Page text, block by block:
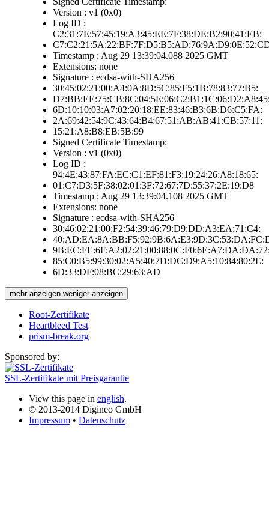
Version : v1 (0x0)
Log ID :
C2:31:7E:57:45:19:A3:45:EE:7F:38:DE:B2:90:41:EB:
Timestamp : Aug 29 13:39:04.088 2025 GMT
Extensions: none
Signature : ecdsa-with-SHA256
30:45:02:21:00:A4:0A:8D:5C:85:F5:1B:78:83:77:B5:
6D:10:10:03:A7:02:20:18:EE:83:46:B3:6B:D6:C5:FA:
2A:69:42:54:9C:43:64:B4:67:51:AB:AB:41:CB:57:11:
15:21:A8:B8:EB:5B:99
Signed Certificate Timestamp:
Version : v1 (0x0)
Log ID :
94:4E:43:87:FA:EC:C1:EF:81:F3:19:24:26:A8:18:65:
01:C7:D3:5F:38:02:01:3F:72:67:7D:55:37:2E:19:D8
Timestamp : Aug 29 13:39:04.108 2025 GMT
Extensions: none
Signature : ecdsa-with-SHA256
30:46:02:21:00:F2:54:39:46:79:D9:DD:A3:EA:71:C4:
85:C0:B5:99:30:02:A5:40:7D:DC:D9:A5:10:84:80:2E:
6D:33:DF:08:BC:29:63:AD
mehr anzeigen weniger anzeigen
Root-Zertifikate
Heartbleed Test
prism-break.org
Sponsored by:
SSL-Zertifikate mit Preisgarantie
View this page in english.
© 2013-2014 Digineo GmbH
Impressum • Datenschutz